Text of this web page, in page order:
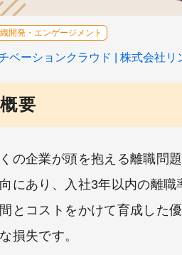
概要
の企業が頭を抱える離職問
にあり、入社3年以内の離職
とコストをかけて育成した
損失です。
開発・エンゲージメント
ベーションクラウド 株式会社リ